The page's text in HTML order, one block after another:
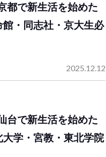
都で新生活を始めた
・同志社・京大生必
2025.12.12
台で新生活を始めた
学・宮教・東北学院